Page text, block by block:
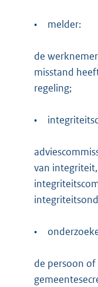
• melder:
de
misstand
regeling;
•
van
•
de persoon